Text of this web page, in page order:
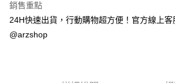
運送方式
全家取貨付款
銷售重點
24H快速出貨，行動購物超方便！官方線上客
@arzshop